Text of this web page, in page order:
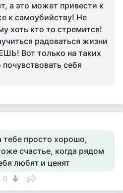
а это может привести к
к самоубийству! Не
хоть кто то стремится!
радоваться жизни
Вот только на таких
себя
тебе просто хорошо,
счастье, когда рядом
любят и ценят
0